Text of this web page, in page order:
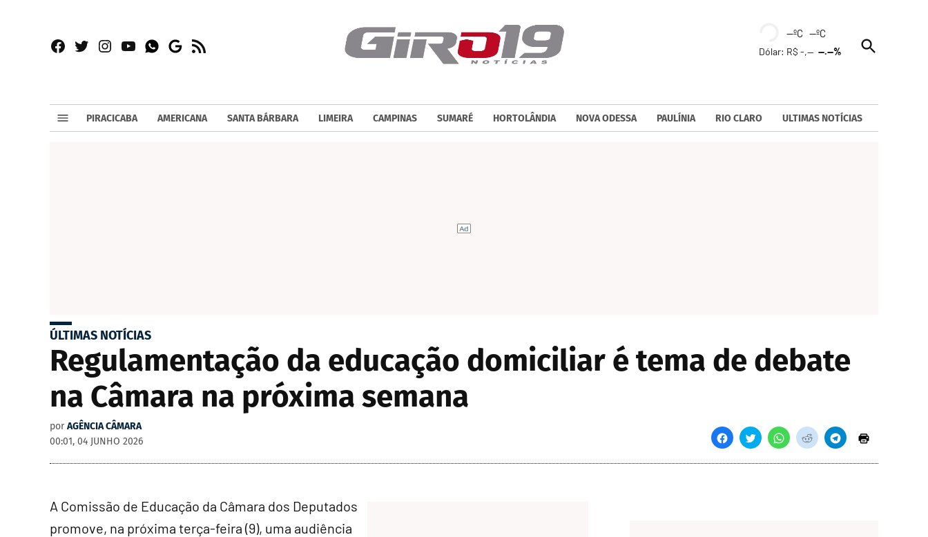
Facebook
TwitterInstagram
YouTubeWhatsapp
Google
RSS
--ºC --ºC
Dólar: R$ -,----.--%
Open
Search
PIRACICABA AMERICANA SANTA BÁRBARA LIMEIRA CAMPINAS SUMARÉ HORTOLÂNDIA NOVA ODESSA PAULÍNIA RIO CLARO ULTIMAS NOTÍCIAS
ÚLTIMAS NOTÍCIAS
Regulamentação da educação domiciliar é tema de debate
na Câmara na próxima semana
por AGÊNCIA CÂMARA
00:01, 04 JUNHO 2026
A Comissão de Educação da Câmara dos Deputados
promove, na próxima terça-feira (9), uma audiência